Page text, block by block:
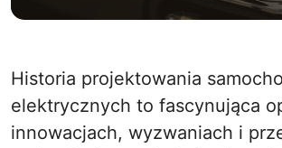
Historia projektowania samochodów
elektrycznych to fascynująca
innowacjach, wyzwaniach i